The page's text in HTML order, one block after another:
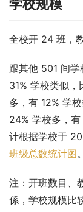
学校规模
全校开 24 班，
跟其他 501 间
31% 学校类似
多，有 12% 学
24% 学校多，
计根据学校于
班级总数统计图。
注：开班数目、
係，学校规模比